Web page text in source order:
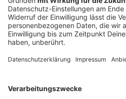
und holt Tour-Gelb
«Berg des Schreckens»,
«kahler Riese». Namen für den
Phinney den Berg so gut wie